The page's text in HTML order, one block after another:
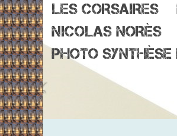
LES CORSAIRES
NICOLAS NORÈS
PHOTO